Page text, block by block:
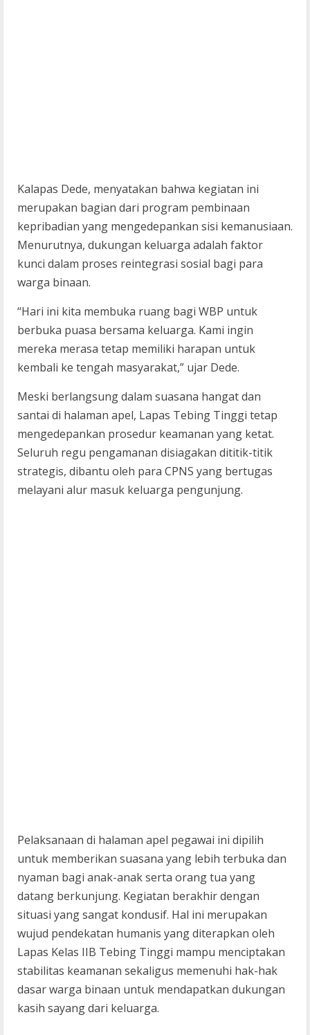
Kalapas Dede, menyatakan bahwa kegiatan ini
merupakan bagian dari program pembinaan
kepribadian yang mengedepankan sisi kemanusiaan.
Menurutnya, dukungan keluarga adalah faktor
kunci dalam proses reintegrasi sosial bagi para
warga binaan.
“Hari ini kita membuka ruang bagi WBP untuk
berbuka puasa bersama keluarga. Kami ingin
mereka merasa tetap memiliki harapan untuk
kembali ke tengah masyarakat,” ujar Dede.
Meski berlangsung dalam suasana hangat dan
santai di halaman apel, Lapas Tebing Tinggi tetap
mengedepankan prosedur keamanan yang ketat.
Seluruh regu pengamanan disiagakan dititik-titik
strategis, dibantu oleh para CPNS yang bertugas
melayani alur masuk keluarga pengunjung.
Pelaksanaan di halaman apel pegawai ini dipilih
untuk memberikan suasana yang lebih terbuka dan
nyaman bagi anak-anak serta orang tua yang
datang berkunjung. Kegiatan berakhir dengan
situasi yang sangat kondusif. Hal ini merupakan
wujud pendekatan humanis yang diterapkan oleh
Lapas Kelas IIB Tebing Tinggi mampu menciptakan
stabilitas keamanan sekaligus memenuhi hak-hak
dasar warga binaan untuk mendapatkan dukungan
kasih sayang dari keluarga.